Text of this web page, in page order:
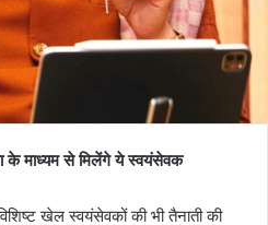
माध्यम से मिलेंगे ये स्वयंसेवक
खेल स्वयंसेवकों की भी तैनाती की